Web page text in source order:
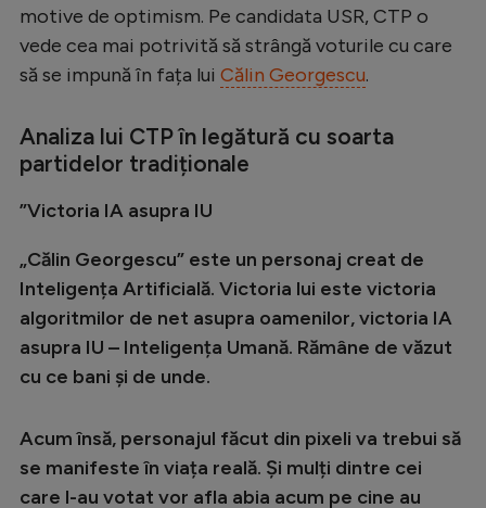
Auto
Rugby
Ciclism
Alte sporturi
JO 2024
JO 2026
Intră în cont
motive de optimism. Pe candidata USR, CTP o
vede cea mai potrivită să strângă voturile cu care
să se impună în fața lui Călin Georgescu.
Analiza lui CTP în legătură cu soarta
partidelor tradiționale
”Victoria IA asupra IU
„Călin Georgescu” este un personaj creat de
Inteligența Artificială. Victoria lui este victoria
algoritmilor de net asupra oamenilor, victoria IA
asupra IU – Inteligența Umană. Rămâne de văzut
cu ce bani și de unde.
Acum însă, personajul făcut din pixeli va trebui să
se manifeste în viața reală. Și mulți dintre cei
care l-au votat vor afla abia acum pe cine au